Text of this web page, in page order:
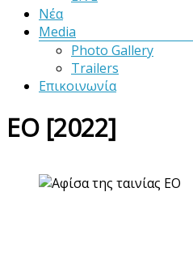
Νέα
Media
Photo Gallery
Trailers
Επικοινωνία
EO [2022]